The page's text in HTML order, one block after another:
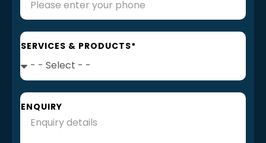
SERVICES & PRODUCTS*
ENQUIRY